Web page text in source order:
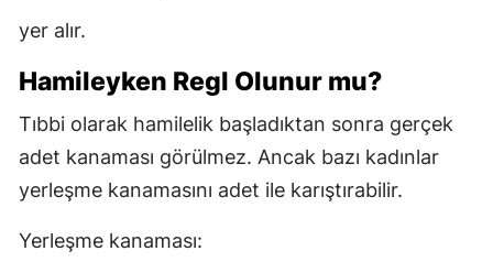
yer alır.
Hamileyken Regl Olunur mu?
Tıbbi olarak hamilelik başladıktan sonra gerçek
adet kanaması görülmez. Ancak bazı kadınlar
yerleşme kanamasını adet ile karıştırabilir.
Yerleşme kanaması: